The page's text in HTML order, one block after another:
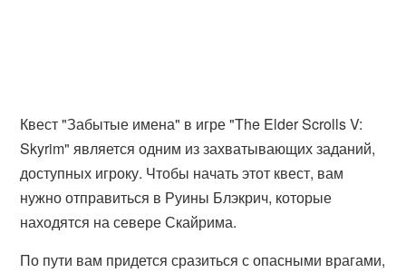
Квест "Забытые имена" в игре "The Elder Scrolls V:
Skyrim" является одним из захватывающих заданий,
доступных игроку. Чтобы начать этот квест, вам
нужно отправиться в Руины Блэкрич, которые
находятся на севере Скайрима.
По пути вам придется сразиться с опасными врагами,